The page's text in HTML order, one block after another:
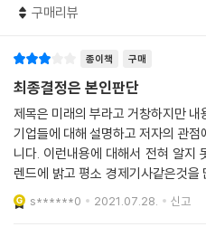
주
기업이어야 한다는 것이다. 하지만
는 50~100배 성장해 있고, 100년 뒤
이 70~80%인 기업이어야 한다. 지
속 1등 자리를 유지하고 있을 그 기업
내가 말하는 1등 기업이란 현재뿐 아
--- p.123
1등 주식은 늘 비싸게 느껴진다. 그래
으면 10년 뒤에 또 후회할 것이 분명
이 책은 크게 3부로 나뉜다. 1부에서
버핏의 철학을 통해 어떤 파도에도 흔
념을 지키는 법을 배운다. 마지막 3부
자를 시작하면 좋을지를 10가지 관
는 ‘미래의 부’에 관한 10가지 정보
해 지금 당장 시작해야 할 최소한의
이 책을 읽고 나면 당장 해외주식 앱
게 될 것이다. 사려던 운동화 대신 나
구매리뷰
종이책 구매
최종결정은 본인판단
제목은 미래의 부라고 거창하지만
기업들에 대해 설명하고 저자의 관
니다. 이런내용에 대해서 전혀 알지
렌드에 밝고 평소 경제기사같은것을
없습니다, 그리고 이런책을 처음 접
로 투자 하시는 분
s******0 2021.07.28. 신고